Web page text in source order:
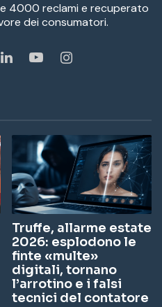
4000 reclami e recuperato
dei consumatori.
In
be
ra
m
Truffe, allarme estate
2026: esplodono le
finte «multe»
digitali, tornano
l’arrotino e i falsi
tecnici del contatore